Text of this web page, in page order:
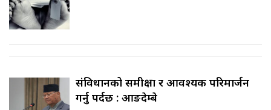
संविधानको समीक्षा र आवश्यक परिमार्जन
गर्नु पर्दछ : आङदेम्बे